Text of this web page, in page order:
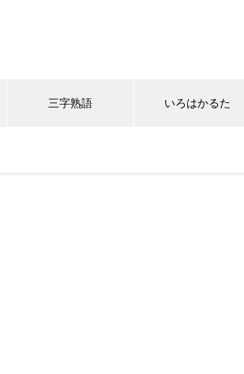
三字熟語 いろはかるた